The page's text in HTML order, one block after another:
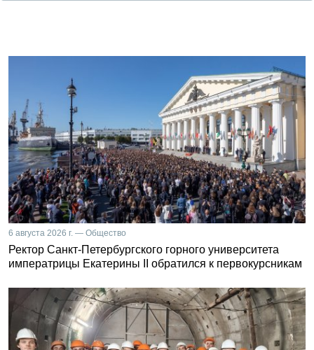
6 августа 2026 г. — Общество
Ректор Санкт-Петербургского горного университета
императрицы Екатерины II обратился к первокурсникам